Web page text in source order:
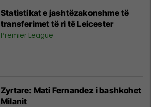
Statistikat e jashtëzakonshme të
transferimet të ri të Leicester
Premier League
Zyrtare: Mati Fernandez i bashkohet
Milanit